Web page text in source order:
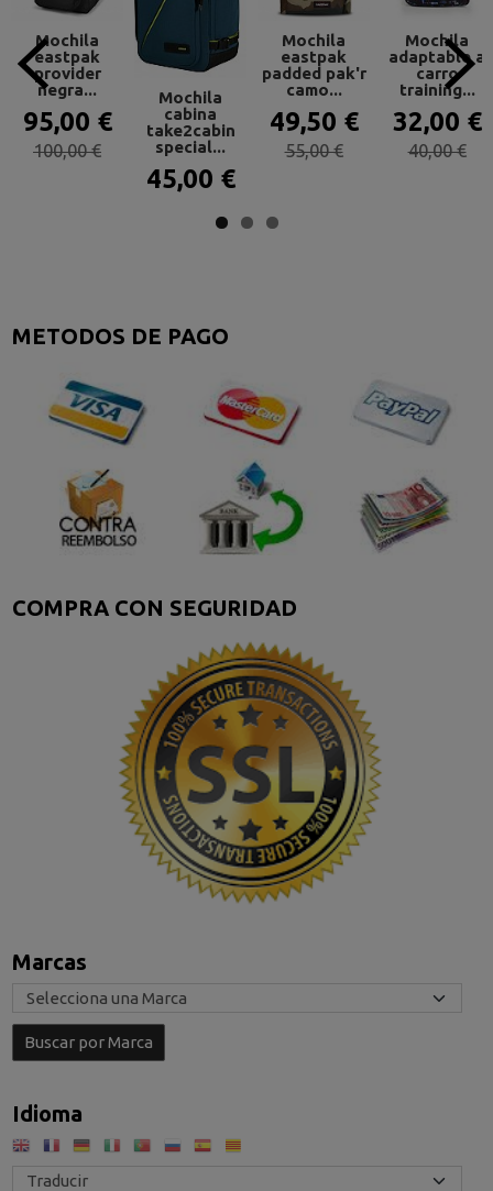
METODOS DE PAGO
COMPRA CON SEGURIDAD
Marcas
Idioma
Mochila
eastpak
provider
negra...
95,00 €
100,00 €
Mochila
cabina
take2cabin
special...
45,00 €
Mochila
eastpak
padded pak'r
camo...
49,50 €
55,00 €
Mochila
adaptable a
carro
training...
32,00 €
40,00 €